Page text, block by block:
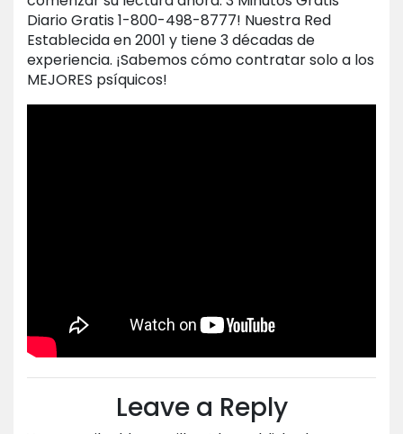
Diario Gratis 1-800-498-8777! Nuestra Red
Establecida en 2001 y tiene 3 décadas de
experiencia. ¡Sabemos cómo contratar solo a los
MEJORES psíquicos!
Leave a Reply